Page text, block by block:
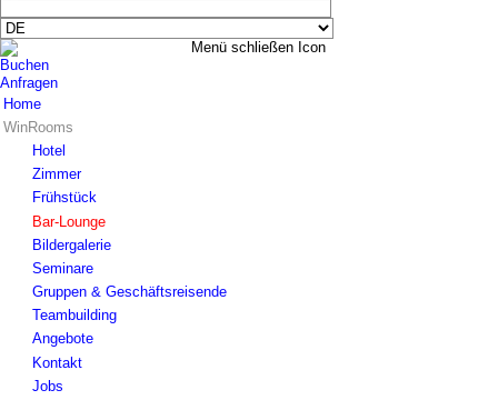
Buchen
Anfragen
Home
WinRooms
Hotel
Zimmer
Frühstück
Bar-Lounge
Bildergalerie
Seminare
Gruppen & Geschäftsreisende
Teambuilding
Angebote
Kontakt
Jobs